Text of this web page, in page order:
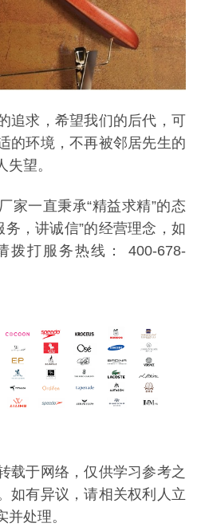
追求，希望我们的后代，可
的环境，不再被邻居先生的
望。
家一直秉承“精益求精”的态
务，讲诚信”的经营理念，如
拨打服务热线：
400-678-
载于网络，仅供学习参考之
如有异议，请相关权利人立
处理。